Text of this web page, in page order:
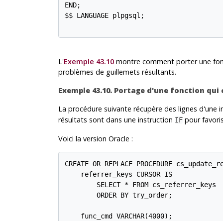
END;
$$ LANGUAGE plpgsql;
L'Exemple 43.10montre comment porter une
problèmes de guillemets résultants.
Exemple 43.10. Portage d'une fonction
La procédure suivante récupère des lignes d'une
résultats sont dans une instruction IFpour
Voici la version Oracle :
CREATE OR REPLACE PROCEDURE
    referrer_keys CURSOR IS
        SELECT * FROM cs_referrer_keys
	ORDER BY try_order;
    func_cmd VARCHAR(4000);